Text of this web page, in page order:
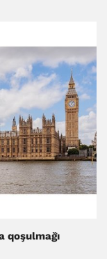
qoşulmağı